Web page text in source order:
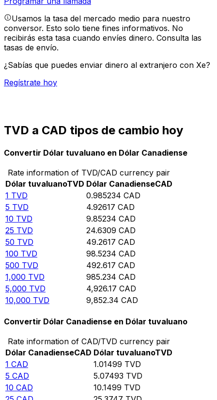
Usamos la tasa del mercado medio para nuestro
conversor. Esto solo tiene fines informativos. No
recibirás esta tasa cuando envíes dinero. Consulta las
tasas de envío.
¿Sabías que puedes enviar dinero al extranjero con Xe?
Regístrate hoy
TVD a CAD tipos de cambio hoy
Convertir Dólar tuvaluano en Dólar Canadiense
Rate information of TVD/CAD currency pair
Dólar tuvaluanoTVD Dólar CanadienseCAD
1 TVD 0.985234 CAD
5 TVD 4.92617 CAD
10 TVD 9.85234 CAD
25 TVD 24.6309 CAD
50 TVD 49.2617 CAD
100 TVD 98.5234 CAD
500 TVD 492.617 CAD
1,000 TVD 985.234 CAD
5,000 TVD 4,926.17 CAD
10,000 TVD 9,852.34 CAD
Convertir Dólar Canadiense en Dólar tuvaluano
Rate information of CAD/TVD currency pair
Dólar CanadienseCAD Dólar tuvaluanoTVD
1 CAD 1.01499 TVD
5 CAD 5.07493 TVD
10 CAD 10.1499 TVD